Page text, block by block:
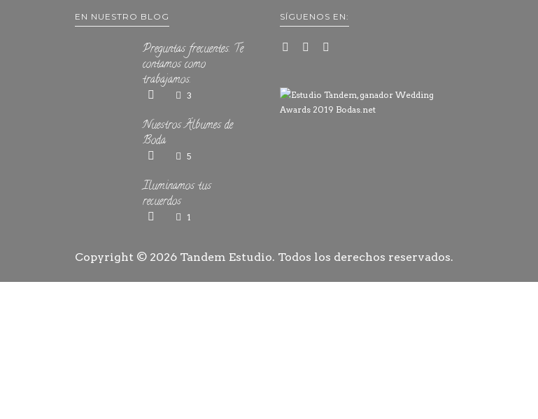
EN NUESTRO BLOG
Preguntas frecuentes. Te
contamos como
trabajamos.
3
Nuestros Álbumes de
Boda
5
Iluminamos tus
recuerdos
1
SÍGUENOS EN:
Copyright © 2026 Tandem Estudio. Todos los derechos reservados.